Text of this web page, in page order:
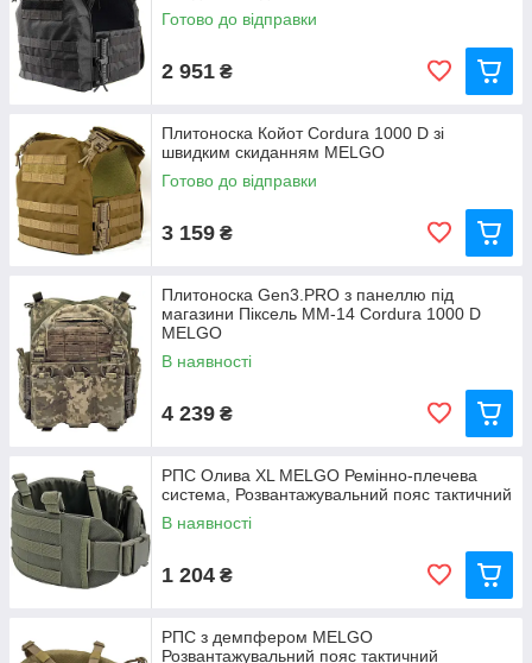
Готово до відправки
2 951 ₴
Плитоноска Койот Cordura 1000 D зі
швидким скиданням MELGO
Готово до відправки
3 159 ₴
Плитоноска Gen3.PRO з панеллю під
магазини Піксель ММ-14 Cordura 1000 D
MELGO
В наявності
4 239 ₴
РПС Олива XL MELGO Ремінно-плечева
система, Розвантажувальний пояс тактичний
В наявності
1 204 ₴
РПС з демпфером MELGO
Розвантажувальний пояс тактичний